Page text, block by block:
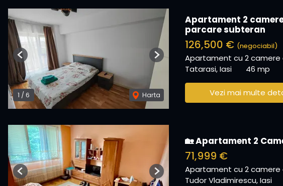
1 /6 Harta
Previous Next
Apartament 2
parcare subteran
126,500 € (negociabil)
Apartament cu 2 camere
Tatarasi, Iasi
46 mp
Vezi mai multe
Previous Next
🏡 Apartament 2
71,999 €
Apartament cu 2 camere
Tudor Vladimirescu, Iasi